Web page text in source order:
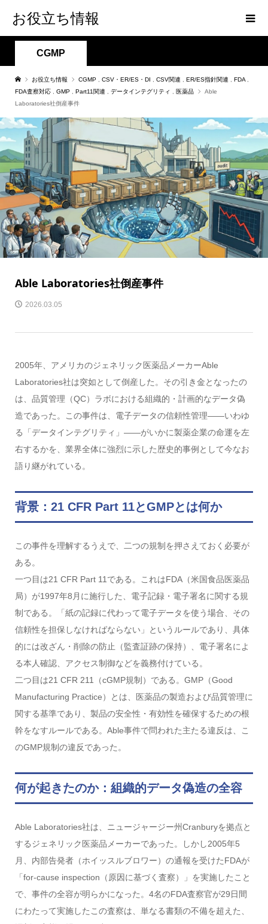
お役立ち情報
CGMP
お役立ち情報 CGMP CSV・ER/ES・DI CSV関連 ER/ES指針関連 FDA
FDA査察対応
GMP Part11関連 データインテグリティ 医薬品
Able
Laboratories社倒産事件
Able Laboratories社倒産事件
2026.03.05
2005年、アメリカのジェネリック医薬品メーカーAble
Laboratories社は突如として倒産した。その引き金となったの
は、品質管理（QC）ラボにおける組織的・計画的なデータ偽
造であった。この事件は、電子データの信頼性管理——いわゆ
る「データインテグリティ」——がいかに製薬企業の命運を左
右するかを、業界全体に強烈に示した歴史的事例として今なお
語り継がれている。
背景：21 CFR Part 11とGMPとは何か
この事件を理解するうえで、二つの規制を押さえておく必要が
ある。
一つ目は21 CFR Part 11である。これはFDA（米国食品医薬品
局）が1997年8月に施行した、電子記録・電子署名に関する規
制である。「紙の記録に代わって電子データを使う場合、その
信頼性を担保しなければならない」というルールであり、具体
的には改ざん・削除の防止（監査証跡の保持）、電子署名によ
る本人確認、アクセス制御などを義務付けている。
二つ目は21 CFR 211（cGMP規制）である。GMP（Good
Manufacturing Practice）とは、医薬品の製造および品質管理に
関する基準であり、製品の安全性・有効性を確保するための根
幹をなすルールである。Able事件で問われた主たる違反は、こ
のGMP規制の違反であった。
何が起きたのか：組織的データ偽造の全容
Able Laboratories社は、ニュージャージー州Cranburyを拠点と
するジェネリック医薬品メーカーであった。しかし2005年5
月、内部告発者（ホイッスルブロワー）の通報を受けたFDAが
「for-cause inspection（原因に基づく査察）」を実施したこと
で、事件の全容が明らかになった。4名のFDA査察官が29日間
にわたって実施したこの査察は、単なる書類の不備を超えた、